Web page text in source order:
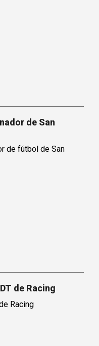
de San
de Racing